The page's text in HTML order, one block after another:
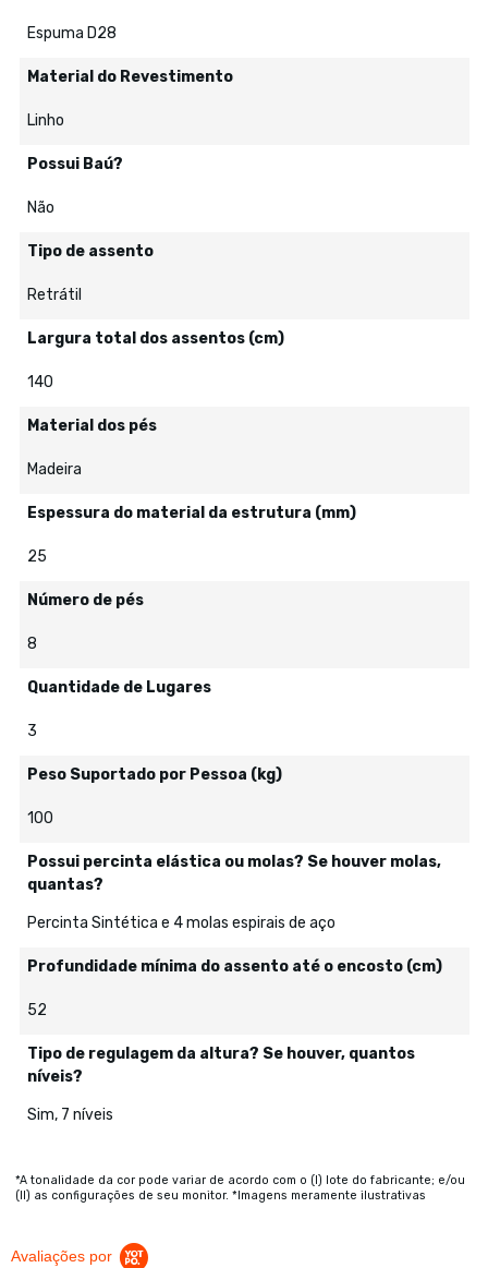
Espuma D28
Material do Revestimento
Linho
Possui Baú?
Não
Tipo de assento
Retrátil
Largura total dos assentos (cm)
140
Material dos pés
Madeira
Espessura do material da estrutura (mm)
25
Número de pés
8
Quantidade de Lugares
3
Peso Suportado por Pessoa (kg)
100
Possui percinta elástica ou molas? Se houver molas,
quantas?
Percinta Sintética e 4 molas espirais de aço
Profundidade mínima do assento até o encosto (cm)
52
Tipo de regulagem da altura? Se houver, quantos
níveis?
Sim, 7 níveis
*A tonalidade da cor pode variar de acordo com o (I) lote do fabricante; e/ou
(II) as configurações de seu monitor. *Imagens meramente ilustrativas
Avaliações por